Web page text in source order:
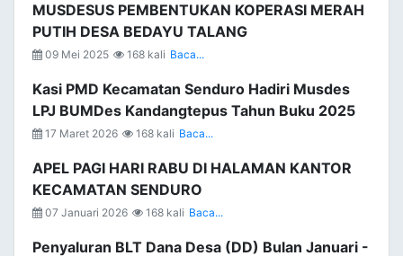
MUSDESUS PEMBENTUKAN KOPERASI MERAH
PUTIH DESA BEDAYU TALANG
09 Mei 2025 168 kali Baca...
Kasi PMD Kecamatan Senduro Hadiri Musdes
LPJ BUMDes Kandangtepus Tahun Buku 2025
17 Maret 2026 168 kali Baca...
APEL PAGI HARI RABU DI HALAMAN KANTOR
KECAMATAN SENDURO
07 Januari 2026 168 kali Baca...
Penyaluran BLT Dana Desa (DD) Bulan Januari -